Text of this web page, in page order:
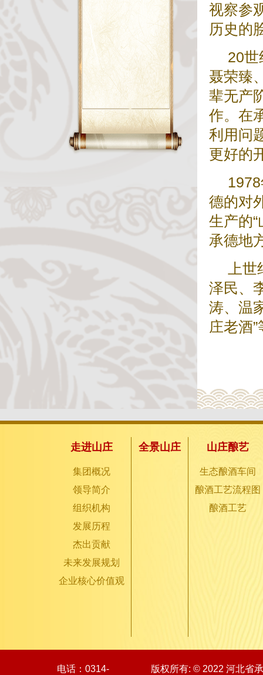
视察参
历史的
20世
聂荣臻
辈无产
作。在
利用问
更好
德的对
生产的
承德地
上
泽民、
涛、温
庄老酒
走进山庄
集团概况
领导简介
组织机构
发展历程
杰出贡献
未来发展规划
企业核心价值观
全景山庄 山庄酿艺
生态酿酒车间
酿酒工艺流程图
酿酒工艺
电话：0314-
版权所有: © 2022 河北省